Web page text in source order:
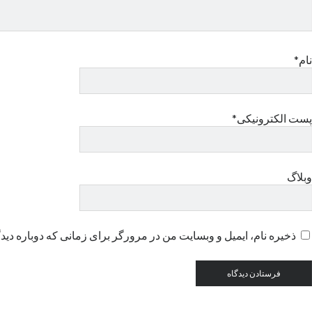
نام*
پست الکترونیکی*
وبلاگ
ذخیره نام، ایمیل و وبسایت من در مرورگر برای زمانی که دوباره